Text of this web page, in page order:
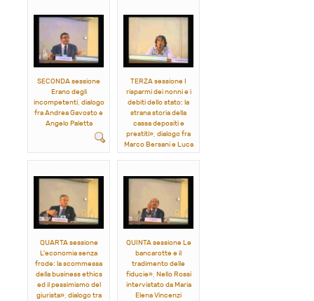
SECONDA sessione
Erano degli
incompetenti, dialogo
fra Andrea Gavosto e
Angelo Paletta
TERZA sessione I
risparmi dei nonni e i
debiti dello stato: la
strana storia della
cassa depositi e
prestiti», dialogo fra
Marco Bersani e Luca
QUARTA sessione
L'economia senza
frode: la scommessa
della business ethics
ed il pessimismo del
giurista», dialogo tra
QUINTA sessione Le
bancarotte e il
tradimento delle
fiducie», Nello Rossi
intervistato da Maria
Elena Vincenzi